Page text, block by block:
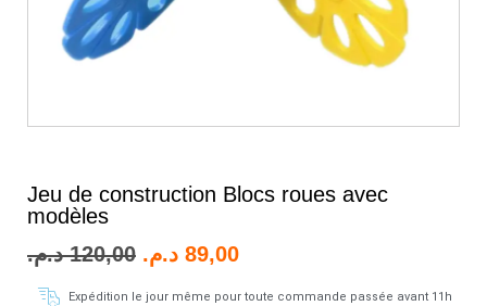
Jeu de construction Blocs roues avec
modèles
120,00 د.م. 89,00 د.م.
Expédition le jour même pour toute commande passée avant 11h